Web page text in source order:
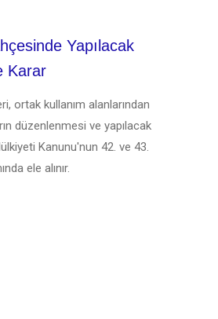
Yapılacak
Karar
ortak kullanım alanlarından
düzenlenmesi ve yapılacak
Kanunu'nun 42. ve 43.
ele alınır.